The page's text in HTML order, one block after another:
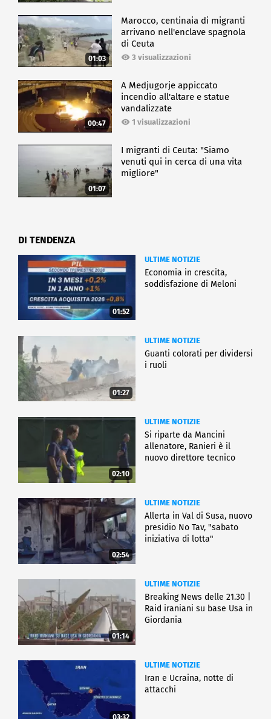
01:03
Marocco, centinaia di migranti
arrivano nell'enclave spagnola
di Ceuta
3 visualizzazioni
00:47
A Medjugorje appiccato
incendio all'altare e statue
vandalizzate
1 visualizzazioni
01:07
I migranti di Ceuta: "Siamo
venuti qui in cerca di una vita
migliore"
DI TENDENZA
01:52
ULTIME NOTIZIE
Economia in crescita,
soddisfazione di Meloni
01:27
ULTIME NOTIZIE
Guanti colorati per dividersi
i ruoli
02:10
ULTIME NOTIZIE
Si riparte da Mancini
allenatore, Ranieri è il
nuovo direttore tecnico
02:54
ULTIME NOTIZIE
Allerta in Val di Susa, nuovo
presidio No Tav, "sabato
iniziativa di lotta"
01:14
ULTIME NOTIZIE
Breaking News delle 21.30 |
Raid iraniani su base Usa in
Giordania
ULTIME NOTIZIE
Iran e Ucraina, notte di
attacchi